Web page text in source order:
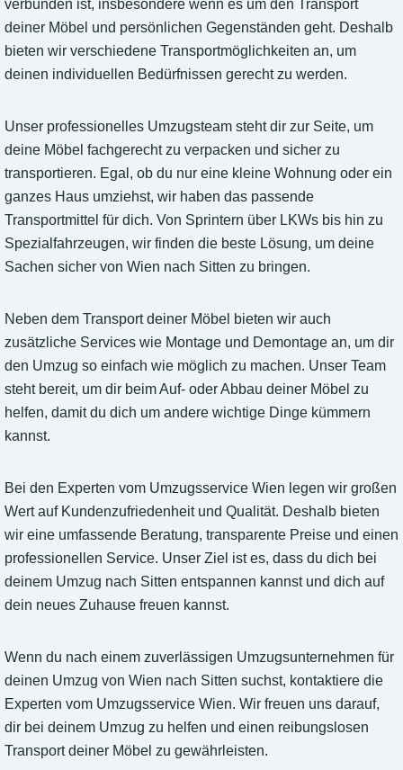
verbunden ist, insbesondere wenn es um den Transport
deiner Möbel und persönlichen Gegenständen geht. Deshalb
bieten wir verschiedene Transportmöglichkeiten an, um
deinen individuellen Bedürfnissen gerecht zu werden.
Unser professionelles Umzugsteam steht dir zur Seite, um
deine Möbel fachgerecht zu verpacken und sicher zu
transportieren. Egal, ob du nur eine kleine Wohnung oder ein
ganzes Haus umziehst, wir haben das passende
Transportmittel für dich. Von Sprintern über LKWs bis hin zu
Spezialfahrzeugen, wir finden die beste Lösung, um deine
Sachen sicher von Wien nach Sitten zu bringen.
Neben dem Transport deiner Möbel bieten wir auch
zusätzliche Services wie Montage und Demontage an, um dir
den Umzug so einfach wie möglich zu machen. Unser Team
steht bereit, um dir beim Auf- oder Abbau deiner Möbel zu
helfen, damit du dich um andere wichtige Dinge kümmern
kannst.
Bei den Experten vom Umzugsservice Wien legen wir großen
Wert auf Kundenzufriedenheit und Qualität. Deshalb bieten
wir eine umfassende Beratung, transparente Preise und einen
professionellen Service. Unser Ziel ist es, dass du dich bei
deinem Umzug nach Sitten entspannen kannst und dich auf
dein neues Zuhause freuen kannst.
Wenn du nach einem zuverlässigen Umzugsunternehmen für
deinen Umzug von Wien nach Sitten suchst, kontaktiere die
Experten vom Umzugsservice Wien. Wir freuen uns darauf,
dir bei deinem Umzug zu helfen und einen reibungslosen
Transport deiner Möbel zu gewährleisten.